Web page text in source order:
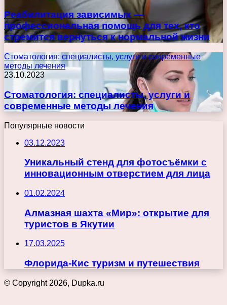
Реабилитация зависимых —
профессиональная помощь для тех, кто
стремится вернуться к нормальной жизни
Стоматология: специалисты, услуги и современные
методы лечения
23.10.2023
Стоматология: специалисты, услуги и
современные методы лечения
Популярные новости
03.12.2023
Уникальный стенд для фотосъёмки с
инновационным отверстием для лица
01.02.2024
Алмазная шахта «Мир»: открытие для
туристов в Якутии
17.03.2025
Флорида-Кис туризм и путешествия
© Copyright 2026, Dupka.ru